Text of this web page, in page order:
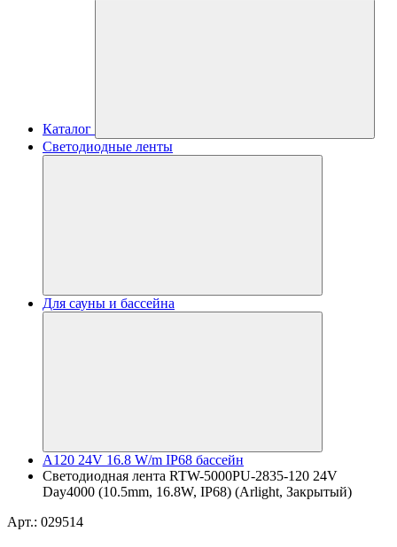
Каталог
Светодиодные ленты
Для сауны и бассейна
A120 24V 16.8 W/m IP68 бассейн
Светодиодная лента RTW-5000PU-2835-120 24V
Day4000 (10.5mm, 16.8W, IP68) (Arlight, Закрытый)
Арт.: 029514